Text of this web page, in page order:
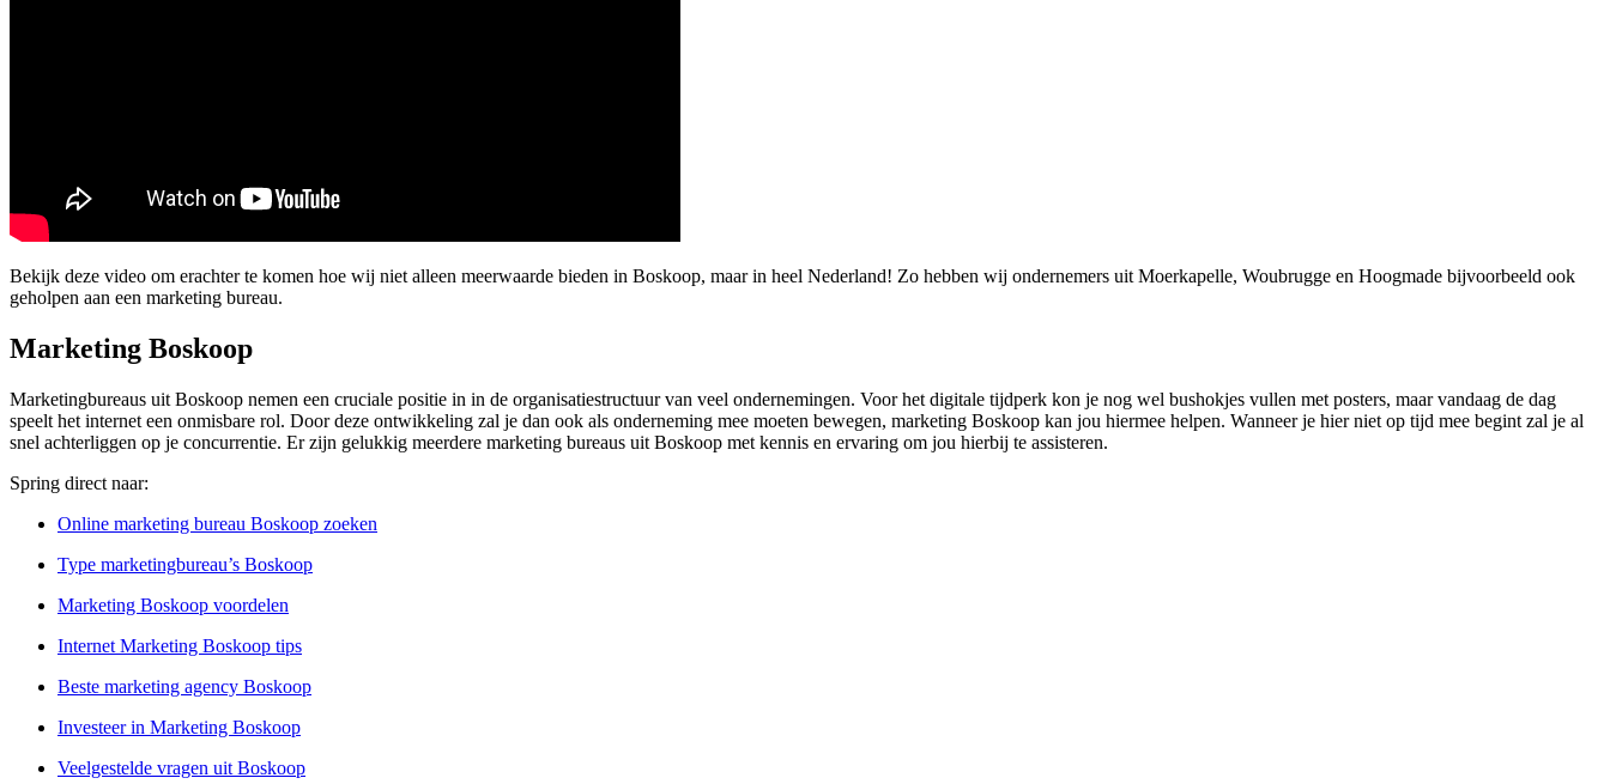
Bekijk deze video om erachter te komen hoe wij niet alleen meerwaarde bieden in Boskoop, maar in heel Nederland! Zo hebben wij ondernemers uit Moerkapelle, Woubrugge en Hoogmade bijvoorbeeld ook
geholpen aan een marketing bureau.
Marketing Boskoop
Marketingbureaus uit Boskoop nemen een cruciale positie in in de organisatiestructuur van veel ondernemingen. Voor het digitale tijdperk kon je nog wel bushokjes vullen met posters, maar vandaag de dag
speelt het internet een onmisbare rol. Door deze ontwikkeling zal je dan ook als onderneming mee moeten bewegen, marketing Boskoop kan jou hiermee helpen. Wanneer je hier niet op tijd mee begint zal je al
snel achterliggen op je concurrentie. Er zijn gelukkig meerdere marketing bureaus uit Boskoop met kennis en ervaring om jou hierbij te assisteren.
Spring direct naar:
Online marketing bureau Boskoop zoeken
Type marketingbureau’s Boskoop
Marketing Boskoop voordelen
Internet Marketing Boskoop tips
Beste marketing agency Boskoop
Investeer in Marketing Boskoop
Veelgestelde vragen uit Boskoop